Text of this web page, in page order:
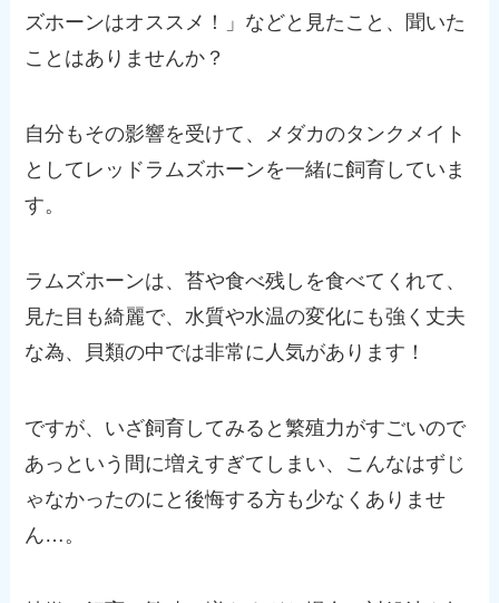
ズホーンはオススメ！」などと見たこと、聞いた
ことはありませんか？
自分もその影響を受けて、メダカのタンクメイト
としてレッドラムズホーンを一緒に飼育していま
す。
ラムズホーンは、苔や食べ残しを食べてくれて、
見た目も綺麗で、水質や水温の変化にも強く丈夫
な為、貝類の中では非常に人気があります！
ですが、いざ飼育してみると繁殖力がすごいので
あっという間に増えすぎてしまい、こんなはずじ
ゃなかったのにと後悔する方も少なくありませ
ん…。